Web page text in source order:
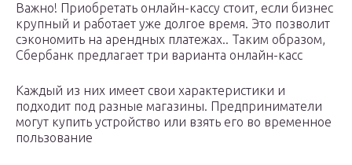
Важно! Приобретать онлайн-кассу стоит, если бизнес
крупный и работает уже долгое время. Это позволит
сэкономить на арендных платежах.. Таким образом,
Сбербанк предлагает три варианта онлайн-касс
Каждый из них имеет свои характеристики и
подходит под разные магазины. Предприниматели
могут купить устройство или взять его во временное
пользование